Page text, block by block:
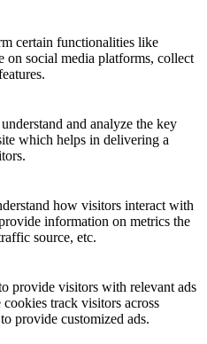
certain functionalities like
on social media platforms, collect
and analyze the key
which helps in delivering a
how visitors interact with
information on metrics the
source, etc.
provide visitors with relevant ads
track visitors across
provide customized ads.